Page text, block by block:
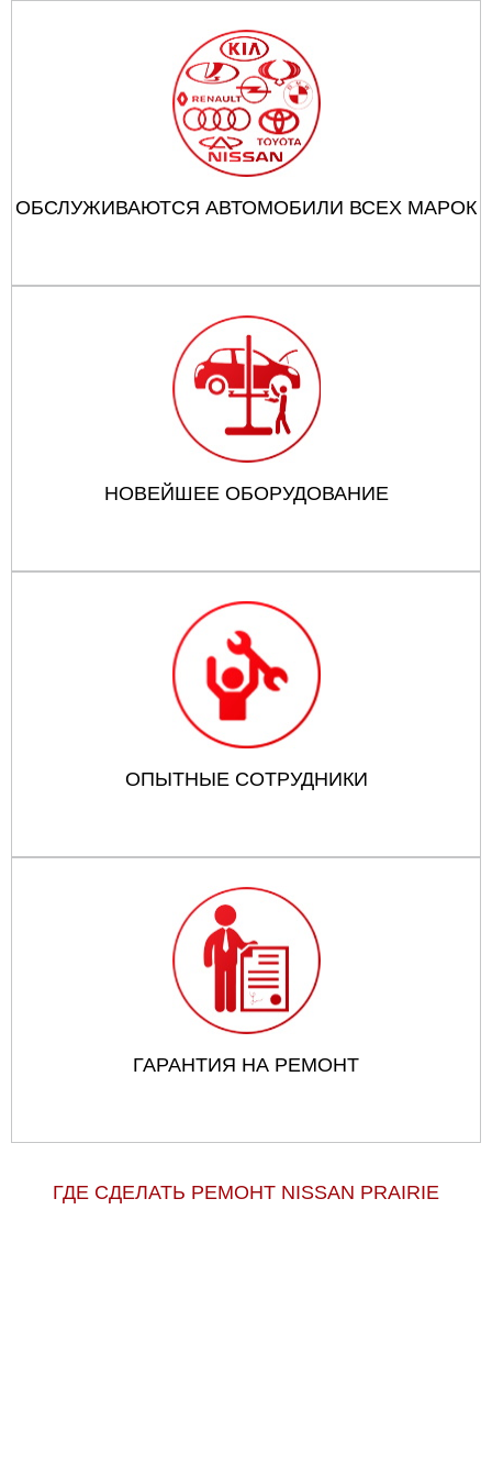
ОБСЛУЖИВАЮТСЯ АВТОМОБИЛИ ВСЕХ МАРОК
НОВЕЙШЕЕ ОБОРУДОВАНИЕ
ОПЫТНЫЕ СОТРУДНИКИ
ГАРАНТИЯ НА РЕМОНТ
ГДЕ СДЕЛАТЬ РЕМОНТ NISSAN PRAIRIE